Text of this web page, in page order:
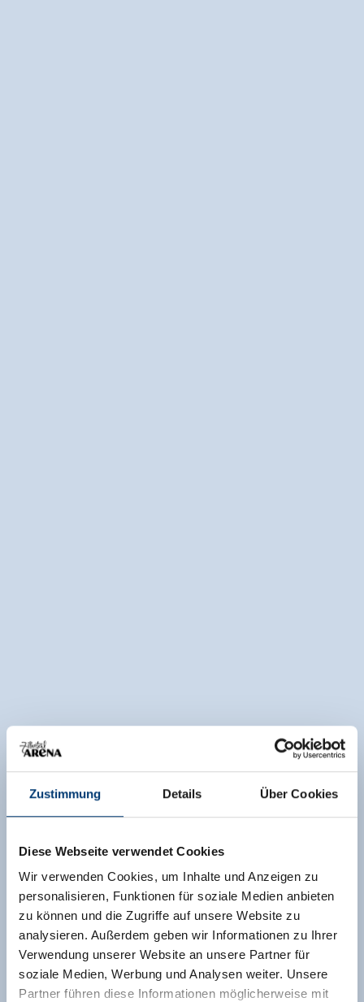
Zustimmung Details Über Cookies
Diese Webseite verwendet Cookies
Wir verwenden Cookies, um Inhalte und Anzeigen zu
personalisieren, Funktionen für soziale Medien anbieten
zu können und die Zugriffe auf unsere Website zu
analysieren. Außerdem geben wir Informationen zu Ihrer
Verwendung unserer Website an unsere Partner für
soziale Medien, Werbung und Analysen weiter. Unsere
Partner führen diese Informationen möglicherweise mit